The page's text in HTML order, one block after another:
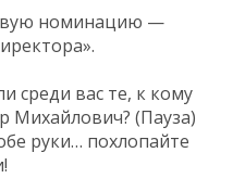
номинацию —
среди вас те, к кому
Михайлович? (Пауза)
руки… похлопайте